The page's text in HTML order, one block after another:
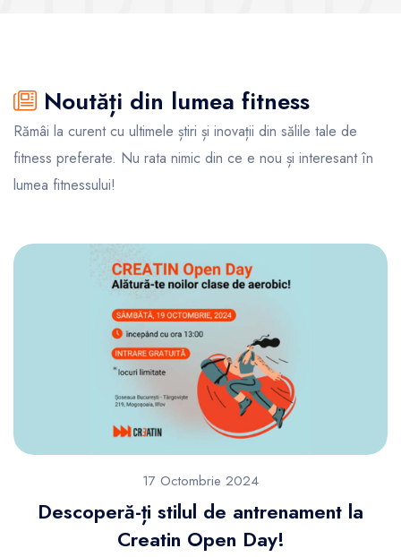
Noutăți din lumea fitness
Rămâi la curent cu ultimele știri și inovații din sălile tale de
fitness preferate. Nu rata nimic din ce e nou și interesant în
lumea fitnessului!
17 Octombrie 2024
Descoperă-ți stilul de antrenament la
Creatin Open Day!